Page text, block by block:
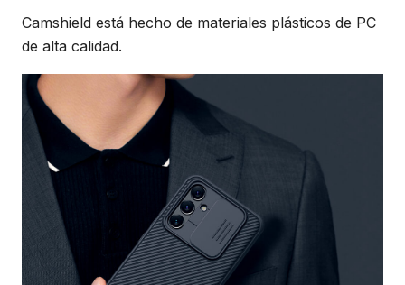
Camshield está hecho de materiales plásticos de PC
de alta calidad.